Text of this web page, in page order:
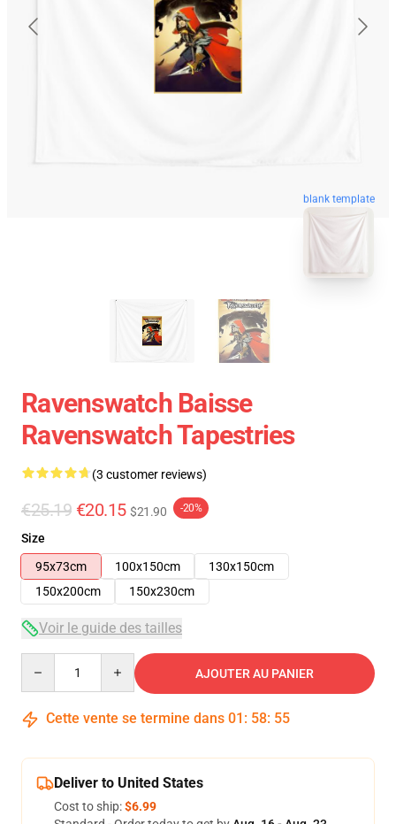
blank template
Ravenswatch Baisse
Ravenswatch Tapestries
(3 customer reviews)
€25.19 €20.15 $21.90 -20%
Size
95x73cm
100x150cm
130x150cm
150x200cm
150x230cm
Voir le guide des tailles
AJOUTER AU PANIER
Cette vente se termine dans 01 : 58: 54
Deliver to United States
Cost to ship:$6.99